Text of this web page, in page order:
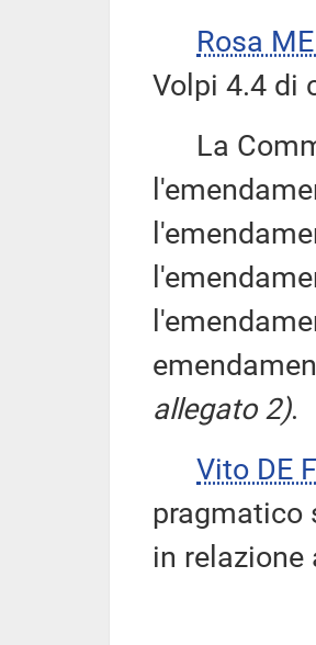
Rosa
Volpi 4.4 di
La
allegato 2).
Vito DE
pragmatico
in relazione